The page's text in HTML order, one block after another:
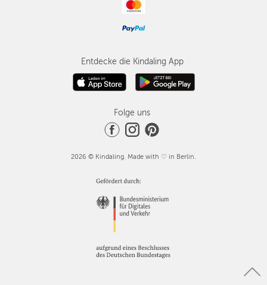
Entdecke die Kindaling App
Folge uns
2026 © Kindaling. Made with ♡ in Berlin.